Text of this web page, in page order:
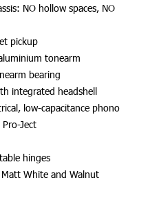
NO hollow spaces, NO
pickup
tonearm
bearing
integrated headshell
low-capacitance phono
Ject
hinges
Matt White and Walnut